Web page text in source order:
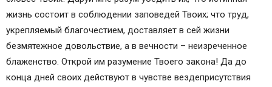
жизнь состоит в соблюдении заповедей Твоих; что труд,
укрепляемый благочестием, доставляет в сей жизни
безмятежное довольствие, а в вечности – неизреченное
блаженство. Открой им разумение Твоего закона! Да до
конца дней своих действуют в чувстве вездеприсутствия